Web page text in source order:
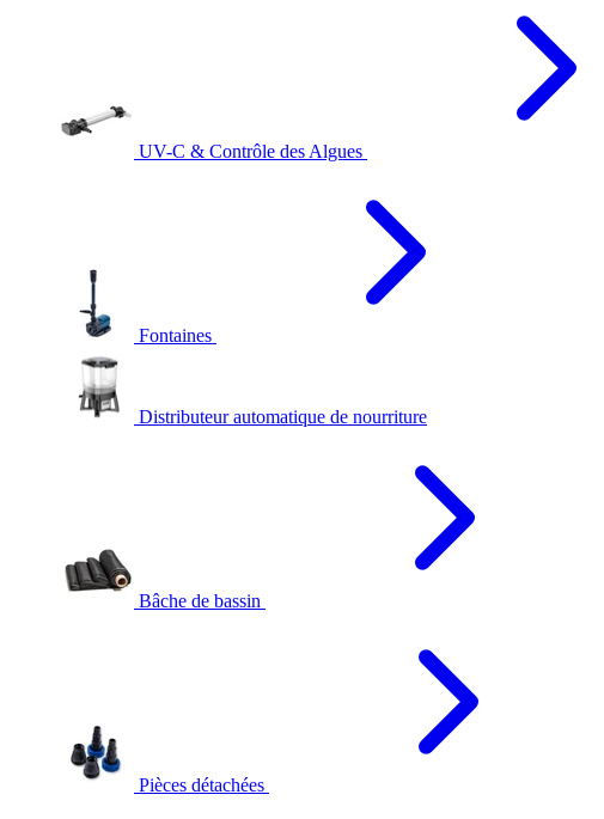
UV-C & Contrôle des Algues
Fontaines
Distributeur automatique de nourriture
Bâche de bassin
Pièces détachées